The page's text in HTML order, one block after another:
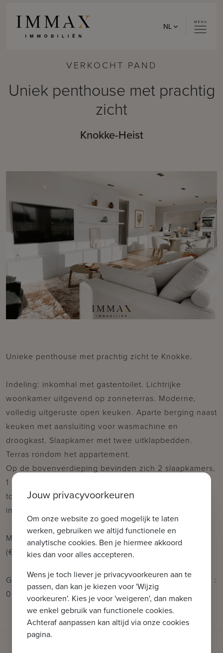
NL
VERKOCHT PAND
Uniek penthouse met prachtig
zicht
Knokke-Heist
Unieke penthouse met prachtig zicht te Knokke.
Indeling: inkomhal met gastentoilet. Lichtrijke
woonkamer uitgevend op zonneterras. Moderne,
volledig uitgeruste open keuken. Aparte berging naast
keuken met aansluiting voor wasmachine en
droogkast. Slaapkamer met twee uitklapbedden.
Terras rondom het appartement.
Op de bovenverdieping bevinden zich 2 slaapkamers,
1 badkamer met ligbad, 1 douchekamer en 1 apart
toilet. Beide slaapkamers zijn voorzien van
ingemaakte kasten.
Mogelijkheid tot aankoop van een inpandige garage
(€90 000).
Geeft u gerust een seintje bij bijkomende vragen: tel. :
050 62 44 14 of via info@immax.be
Jouw privacyvoorkeuren
Om onze website zo goed mogelijk te laten
werken, gebruiken we altijd functionele en
analytische cookies. Ben je hiermee akkoord
kies dan voor alles accepteren.
Wens je toch liever je privacyvoorkeuren aan te
passen, dan kan je kiezen voor 'Wijzig
voorkeuren'. Kies je voor 'weigeren', dan maken
we enkel gebruik van functionele cookies.
Achteraf aanpassen kan altijd via onze cookies
pagina.